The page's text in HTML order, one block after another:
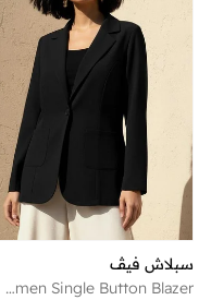
سبلاش فيڤ
Women Single Button Blazer